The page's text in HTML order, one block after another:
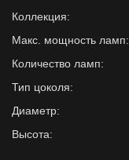
Коллекция:
Макс. мощность ламп:
Количество ламп:
Тип цоколя:
Диаметр:
Высота: